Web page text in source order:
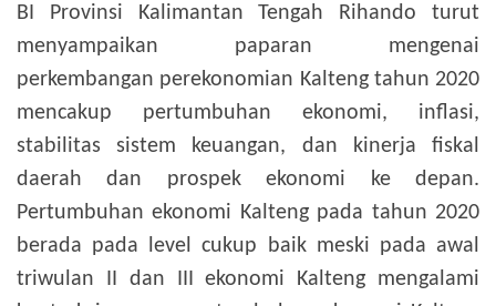
BI Provinsi Kalimantan Tengah Rihando turut
menyampaikan paparan mengenai
perkembangan perekonomian Kalteng tahun 2020
mencakup pertumbuhan ekonomi, inflasi,
stabilitas sistem keuangan, dan kinerja fiskal
daerah dan prospek ekonomi ke depan.
Pertumbuhan ekonomi Kalteng pada tahun 2020
berada pada level cukup baik meski pada awal
triwulan II dan III ekonomi Kalteng mengalami